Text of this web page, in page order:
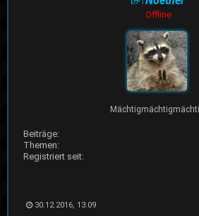
Offline
Beiträge:
Themen:
Registriert seit:
30.12.2016, 13:09